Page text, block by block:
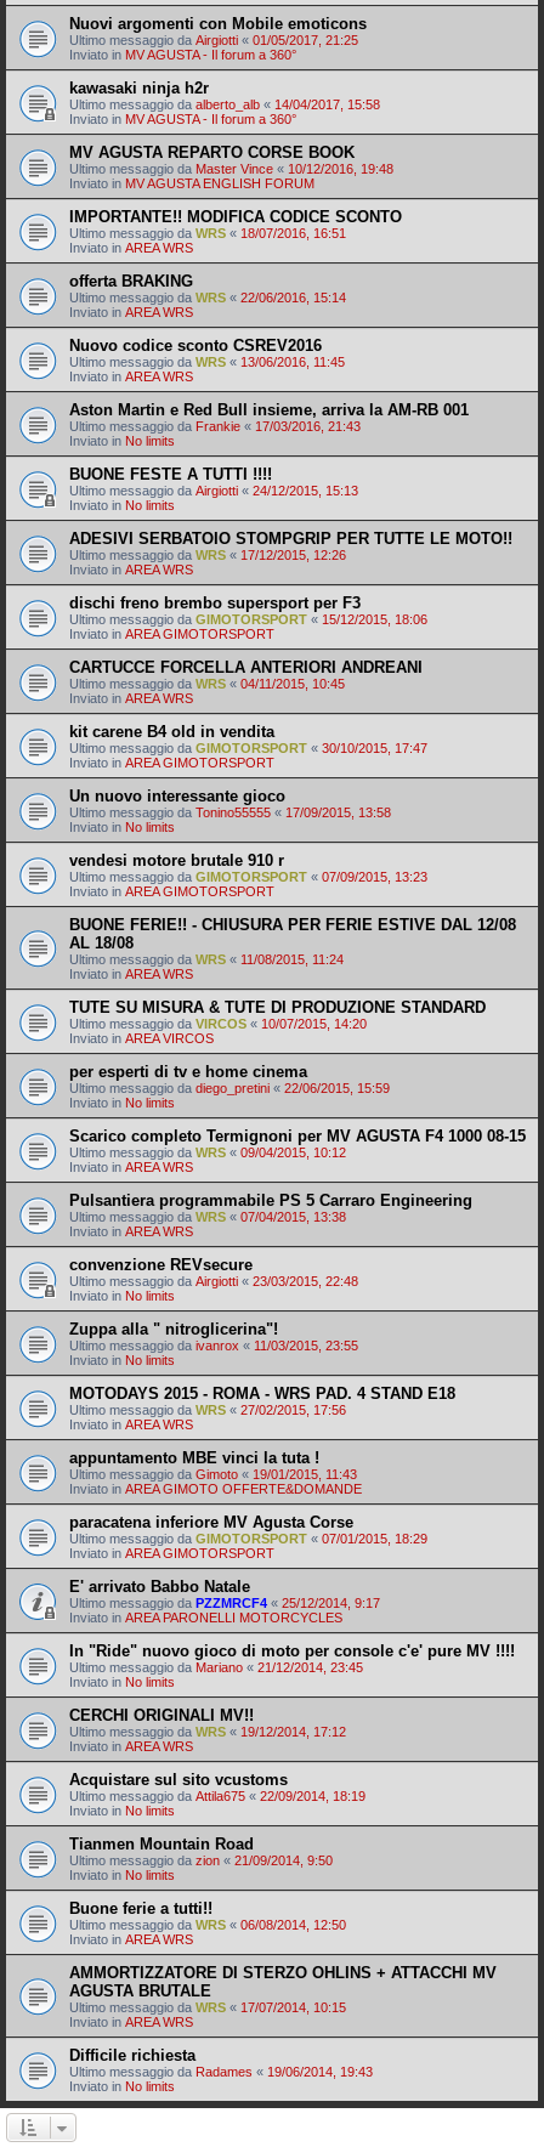
Nuovi argomenti con Mobile emoticons
Ultimo messaggio da Airgiotti « 01/05/2017, 21:25
Inviato in MV AGUSTA - Il forum a 360°
kawasaki ninja h2r
Ultimo messaggio da alberto_alb « 14/04/2017, 15:58
Inviato in MV AGUSTA - Il forum a 360°
MV AGUSTA REPARTO CORSE BOOK
Ultimo messaggio da Master Vince « 10/12/2016, 19:48
Inviato in MV AGUSTA ENGLISH FORUM
IMPORTANTE!! MODIFICA CODICE SCONTO
Ultimo messaggio da WRS « 18/07/2016, 16:51
Inviato in AREA WRS
offerta BRAKING
Ultimo messaggio da WRS « 22/06/2016, 15:14
Inviato in AREA WRS
Nuovo codice sconto CSREV2016
Ultimo messaggio da WRS « 13/06/2016, 11:45
Inviato in AREA WRS
Aston Martin e Red Bull insieme, arriva la AM-RB 001
Ultimo messaggio da Frankie « 17/03/2016, 21:43
Inviato in No limits
BUONE FESTE A TUTTI !!!!
Ultimo messaggio da Airgiotti « 24/12/2015, 15:13
Inviato in No limits
ADESIVI SERBATOIO STOMPGRIP PER TUTTE LE MOTO!!
Ultimo messaggio da WRS « 17/12/2015, 12:26
Inviato in AREA WRS
dischi freno brembo supersport per F3
Ultimo messaggio da GIMOTORSPORT « 15/12/2015, 18:06
Inviato in AREA GIMOTORSPORT
CARTUCCE FORCELLA ANTERIORI ANDREANI
Ultimo messaggio da WRS « 04/11/2015, 10:45
Inviato in AREA WRS
kit carene B4 old in vendita
Ultimo messaggio da GIMOTORSPORT « 30/10/2015, 17:47
Inviato in AREA GIMOTORSPORT
Un nuovo interessante gioco
Ultimo messaggio da Tonino55555 « 17/09/2015, 13:58
Inviato in No limits
vendesi motore brutale 910 r
Ultimo messaggio da GIMOTORSPORT « 07/09/2015, 13:23
Inviato in AREA GIMOTORSPORT
BUONE FERIE!! - CHIUSURA PER FERIE ESTIVE DAL 12/08
AL 18/08
Ultimo messaggio da WRS « 11/08/2015, 11:24
Inviato in AREA WRS
TUTE SU MISURA & TUTE DI PRODUZIONE STANDARD
Ultimo messaggio da VIRCOS « 10/07/2015, 14:20
Inviato in AREA VIRCOS
per esperti di tv e home cinema
Ultimo messaggio da diego_pretini « 22/06/2015, 15:59
Inviato in No limits
Scarico completo Termignoni per MV AGUSTA F4 1000 08-15
Ultimo messaggio da WRS « 09/04/2015, 10:12
Inviato in AREA WRS
Pulsantiera programmabile PS 5 Carraro Engineering
Ultimo messaggio da WRS « 07/04/2015, 13:38
Inviato in AREA WRS
convenzione REVsecure
Ultimo messaggio da Airgiotti « 23/03/2015, 22:48
Inviato in No limits
Zuppa alla " nitroglicerina"!
Ultimo messaggio da ivanrox « 11/03/2015, 23:55
Inviato in No limits
MOTODAYS 2015 - ROMA - WRS PAD. 4 STAND E18
Ultimo messaggio da WRS « 27/02/2015, 17:56
Inviato in AREA WRS
appuntamento MBE vinci la tuta !
Ultimo messaggio da Gimoto « 19/01/2015, 11:43
Inviato in AREA GIMOTO OFFERTE&DOMANDE
paracatena inferiore MV Agusta Corse
Ultimo messaggio da GIMOTORSPORT « 07/01/2015, 18:29
Inviato in AREA GIMOTORSPORT
E' arrivato Babbo Natale
Ultimo messaggio da PZZMRCF4 « 25/12/2014, 9:17
Inviato in AREA PARONELLI MOTORCYCLES
In "Ride" nuovo gioco di moto per console c'e' pure MV !!!!
Ultimo messaggio da Mariano « 21/12/2014, 23:45
Inviato in No limits
CERCHI ORIGINALI MV!!
Ultimo messaggio da WRS « 19/12/2014, 17:12
Inviato in AREA WRS
Acquistare sul sito vcustoms
Ultimo messaggio da Attila675 « 22/09/2014, 18:19
Inviato in No limits
Tianmen Mountain Road
Ultimo messaggio da zion « 21/09/2014, 9:50
Inviato in No limits
Buone ferie a tutti!!
Ultimo messaggio da WRS « 06/08/2014, 12:50
Inviato in AREA WRS
AMMORTIZZATORE DI STERZO OHLINS + ATTACCHI MV
AGUSTA BRUTALE
Ultimo messaggio da WRS « 17/07/2014, 10:15
Inviato in AREA WRS
Difficile richiesta
Ultimo messaggio da Radames « 19/06/2014, 19:43
Inviato in No limits